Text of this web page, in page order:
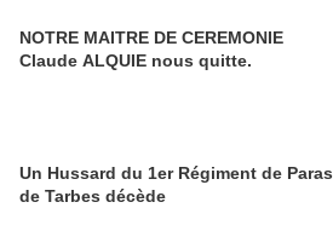
NOTRE MAITRE DE CEREMONIE
Claude ALQUIE nous quitte.
Un Hussard du 1er Régiment de Paras
de Tarbes décède